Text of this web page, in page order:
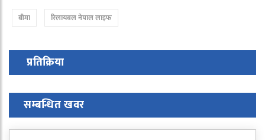
बीमा रिलायबल नेपाल लाइफ
प्रतिक्रिया
सम्बन्धित खवर